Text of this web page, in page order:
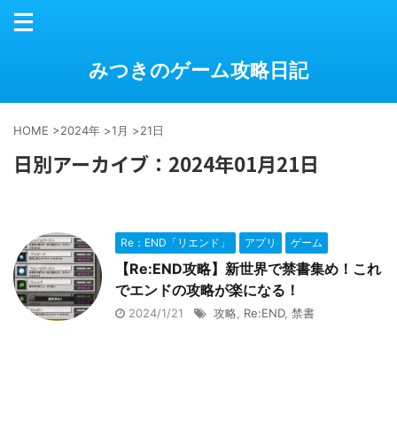
みつきのゲーム攻略日記
HOME >2024年 >1月 >21日
日別アーカイブ：2024年01月21日
Re：END「リエンド」 アプリ ゲーム
【Re:END攻略】新世界で禁書集め！これ
でエンドの攻略が楽になる！
2024/1/21 攻略 Re:END, 禁書